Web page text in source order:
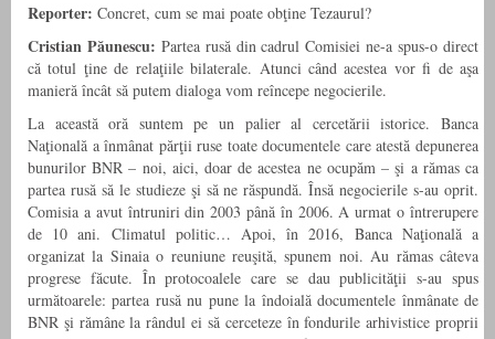
Reporter: Concret, cum se mai poate obţine Tezaurul?
Cristian Păunescu: Partea rusă din cadrul Comisiei ne-a spus-o direct
că totul ţine de relaţiile bilaterale. Atunci când acestea vor fi de aşa
manieră încât să putem dialoga vom reîncepe negocierile.
La această oră suntem pe un palier al cercetării istorice. Banca
Naţională a înmânat părţii ruse toate documentele care atestă depunerea
bunurilor BNR – noi, aici, doar de acestea ne ocupăm – şi a rămas ca
partea rusă să le studieze şi să ne răspundă. Însă negocierile s-au oprit.
Comisia a avut întruniri din 2003 până în 2006. A urmat o întrerupere
de 10 ani. Climatul politic… Apoi, în 2016, Banca Naţională a
organizat la Sinaia o reuniune reuşită, spunem noi. Au rămas câteva
progrese făcute. În protocoalele care se dau publicităţii s-au spus
următoarele: partea rusă nu pune la îndoială documentele înmânate de
BNR şi rămâne la rândul ei să cerceteze în fondurile arhivistice proprii